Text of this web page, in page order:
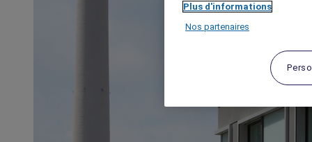
Plus d'informations
Nos partenaires